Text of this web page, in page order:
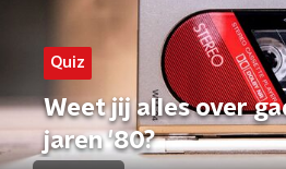
Quiz
Weet jij alles over
jaren '80?